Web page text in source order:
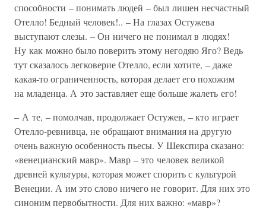
способности – понимать людей – был лишен несчастный
Отелло! Бедный человек!.. – На глазах Остужева
выступают слезы. – Он ничего не понимал в людях!
Ну как можно было поверить этому негодяю Яго? Ведь
тут сказалось легковерие Отелло, если хотите, – даже
какая-то ограниченность, которая делает его похожим
на младенца. А это заставляет еще больше жалеть его!
– А те, – помолчав, продолжает Остужев, – кто играет
Отелло-ревнивца, не обращают внимания на другую
очень важную особенность пьесы. У Шекспира сказано:
«венецианский мавр». Мавр – это человек великой
древней культуры, которая может спорить с культурой
Венеции. А им это слово ничего не говорит. Для них это
синоним первобытности. Для них важно: «мавр»?